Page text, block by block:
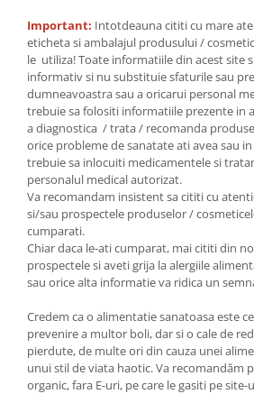
Important: Intotdeauna cititi cu mare
eticheta si ambalajul produsului /
le utiliza! Toate informatiile din acest site
informativ si nu substituie sfaturile sau
dumneavoastra sau a oricarui personal
trebuie sa folositi informatiile prezente in
a diagnostica / trata / recomanda
orice probleme de sanatate ati avea sau
trebuie sa inlocuiti medicamentele si
personalul medical autorizat.
Va recomandam insistent sa cititi cu
si/sau prospectele produselor /
cumparati.
Chiar daca le-ati cumparat, mai cititi din
prospectele si aveti grija la alergiile
sau orice alta informatie va ridica un
Credem ca o alimentatie sanatoasa este
prevenire a multor boli, dar si o cale de
pierdute, de multe ori din cauza unei
unui stil de viata haotic. Va recomandăm
organic, fara E-uri, pe care le gasiti pe